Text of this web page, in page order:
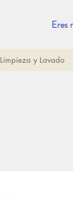
Eres
Limpieza y Lavado